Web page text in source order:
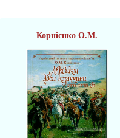
Корнієнко О.М.